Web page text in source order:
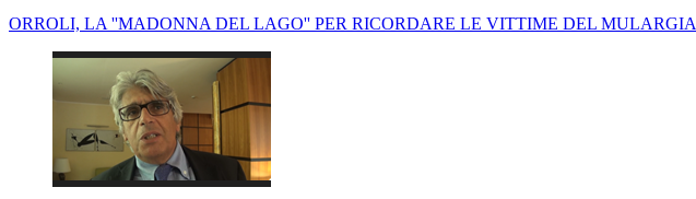
ORROLI, LA ''MADONNA DEL LAGO'' PER RICORDARE LE VITTIME DEL MULARGIA